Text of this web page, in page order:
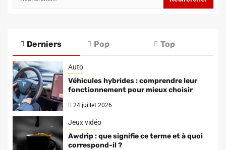
Derniers Pop Top
Auto
Véhicules hybrides : comprendre leur
fonctionnement pour mieux choisir
24 juillet 2026
Jeux vidéo
Awdrip : que signifie ce terme et à quoi
correspond-il ?